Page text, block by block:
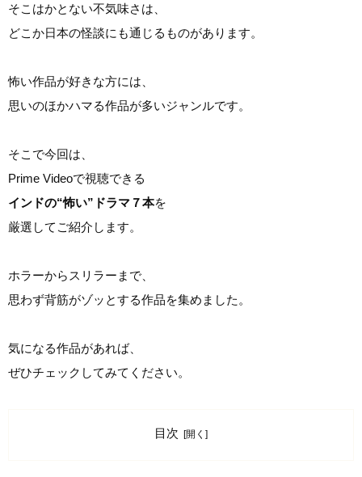
そこはかとない不気味さは、
どこか日本の怪談にも通じるものがあります。
怖い作品が好きな方には、
思いのほかハマる作品が多いジャンルです。
そこで今回は、
Prime Videoで視聴できる
インドの“怖い”ドラマ７本を
厳選してご紹介します。
ホラーからスリラーまで、
思わず背筋がゾッとする作品を集めました。
気になる作品があれば、
ぜひチェックしてみてください。
目次